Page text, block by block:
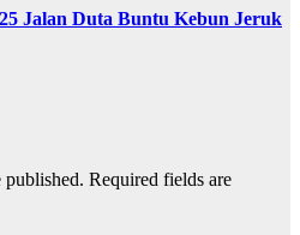
Jalan Duta Buntu Kebun Jeruk
published. Required fields are